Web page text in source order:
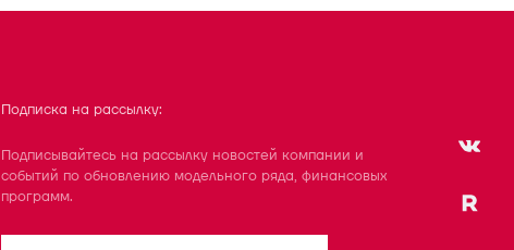
Подписка на рассылку:
Подписывайтесь на рассылку новостей компании и
событий по обновлению модельного ряда, финансовых
программ.